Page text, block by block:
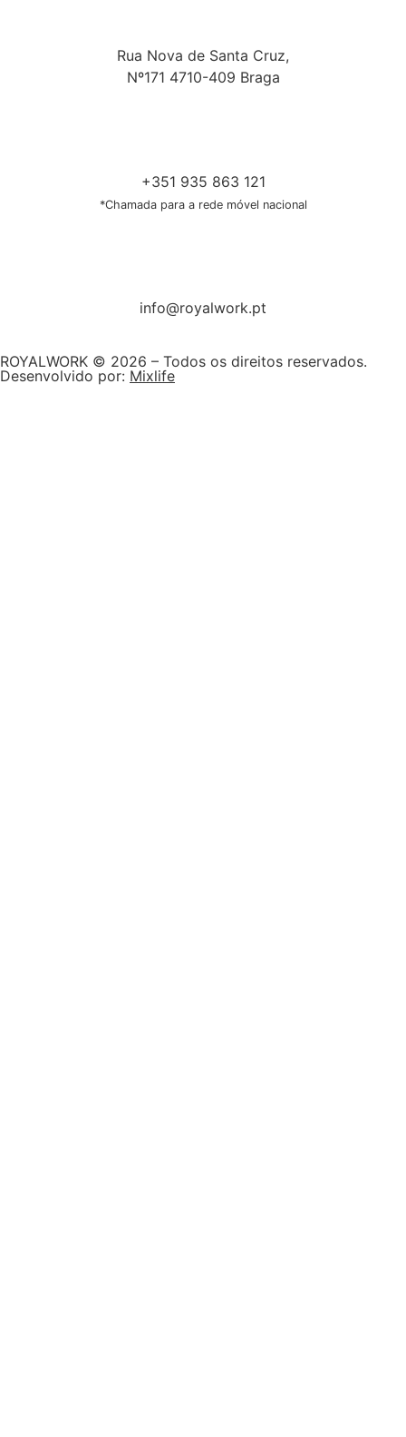
Rua Nova de Santa Cruz,
Nº171 4710-409 Braga
+351 935 863 121
*Chamada para a rede móvel nacional
info@royalwork.pt
ROYALWORK © 2026 – Todos os direitos reservados.
Desenvolvido por: Mixlife